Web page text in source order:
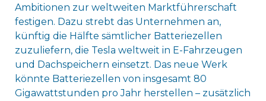
Ambitionen zur weltweiten Marktführerschaft
festigen. Dazu strebt das Unternehmen an,
künftig die Hälfte sämtlicher Batteriezellen
zuzuliefern, die Tesla weltweit in E-Fahrzeugen
und Dachspeichern einsetzt. Das neue Werk
könnte Batteriezellen von insgesamt 80
Gigawattstunden pro Jahr herstellen – zusätzlich